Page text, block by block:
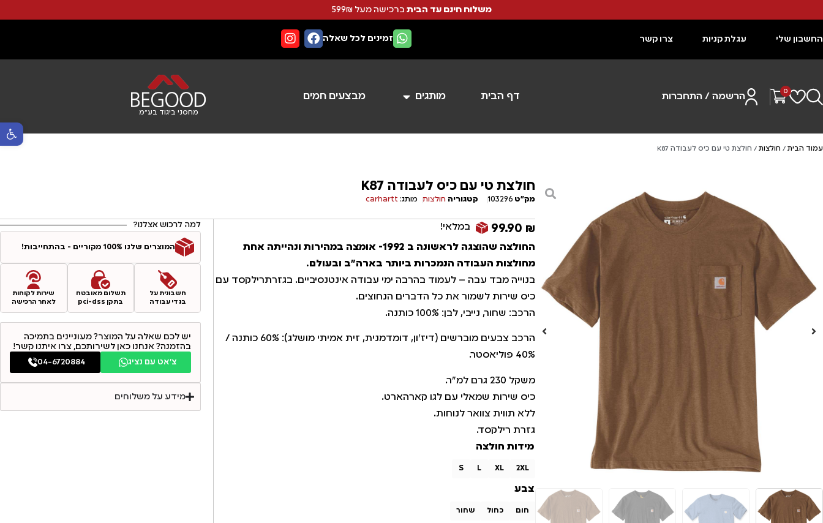
פתח
משלוח חינם עד הבית ברכישה מעל 599₪
החשבון שלי עגלת קניות צרו קשר זמינים לכל שאלה
0
הרשמה / התחברות דף הבית מותגים מבצעים חמים
מחסני ביגוד בע"מ
עמוד הבית / חולצות / חולצת טי עם כיס לעבודה K87
חולצת טי עם כיס לעבודה K87
מק"ט103296 קטגוריה חולצות מותג: carhartt
99.90 ₪
במלאי!
החולצה שהוצגה לראשונה ב 1992- אומצה במהירות ונהייתה אחת
מחולצות העבודה הנמכרות ביותר בארה"ב ובעולם.
בנוייה מבד עבה – לעמוד בהרבה ימי עבודה אינטנסיביים. בגזרתרילקסד עם
כיס שירות לשמור את כל הדברים הנחוצים.
הרכב: שחור, נייבי, לבן: 100% כותנה.
הרכב צבעים מוברשים (דיז'ון, דומדמנית, זית אמיתי מושלג): 60% כותנה /
40% פוליאסטר.
משקל 230 גרם למ"ר.
כיס שירות שמאלי עם לגו קארהארט.
ללא תווית צוואר לנוחות.
גזרת רילקסד.
מידות חולצה
2XL
XL
L
S
צבע
חום כחול שחור
למה לרכוש אצלנו?
המוצרים שלנו 100% מקוריים - בהתחייבות!
חשבונית על
בגדי עבודה
תשלום מאובטח
בתקן pci-dss
שירות לקוחות
לאחר הרכישה
יש לכם שאלה על המוצר? מעוניינים בתמיכה
בהזמנה? אנחנו כאן לשירותכם, צרו איתנו קשר!
צ׳אט עם נציג 04-6720884
מידע על משלוחים